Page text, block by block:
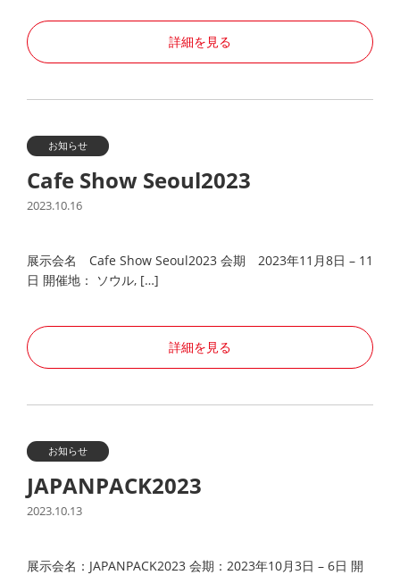
詳細を見る
お知らせ
Cafe Show Seoul2023
2023.10.16
展示会名 Cafe Show Seoul2023 会期 2023年11月8日 – 11
日 開催地： ソウル, […]
詳細を見る
お知らせ
JAPANPACK2023
2023.10.13
展示会名：JAPANPACK2023 会期：2023年10月3日 – 6日 開